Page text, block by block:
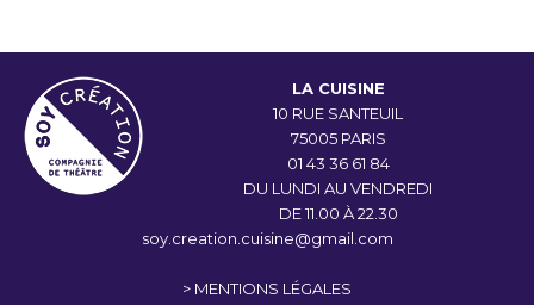
LA CUISINE
10 RUE SANTEUIL
75005 PARIS
01 43 36 61 84
DU LUNDI AU VENDREDI
DE 11.00 À 22.30
soy.creation.cuisine@gmail.com
> MENTIONS LÉGALES